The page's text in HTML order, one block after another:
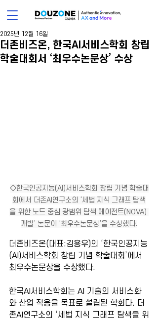
더존비즈온, 한국AI서비스학회 창립
학술대회서 ‘최우수논문상’ 수상
2025년 12월 16일
◇﻿﻿한국인공지능(AI)서비스학회 창립 기념 학술대
회에서 더존AI연구소의 ‘세법 지식 그래프 탐색
을 위한 노드 중심 광범위 탐색 에이전트(NOVA)
개발’ 논문이 ‘최우수논문상’을 수상했다.
더존비즈온(대표:김용우)의 ‘한국인공지능
(AI)서비스학회 창립 기념 학술대회’에서
최우수논문상을 수상했다.
한국AI서비스학회는 AI 기술의 서비스화
와 산업 적용을 목표로 설립된 학회다. 더
존AI연구소의 ‘세법 지식 그래프 탐색을 위